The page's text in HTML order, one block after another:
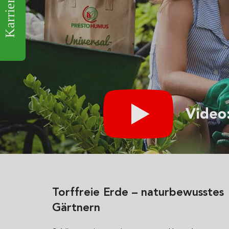
Torffreie Erde – naturbewusstes
Gärtnern
Karriere